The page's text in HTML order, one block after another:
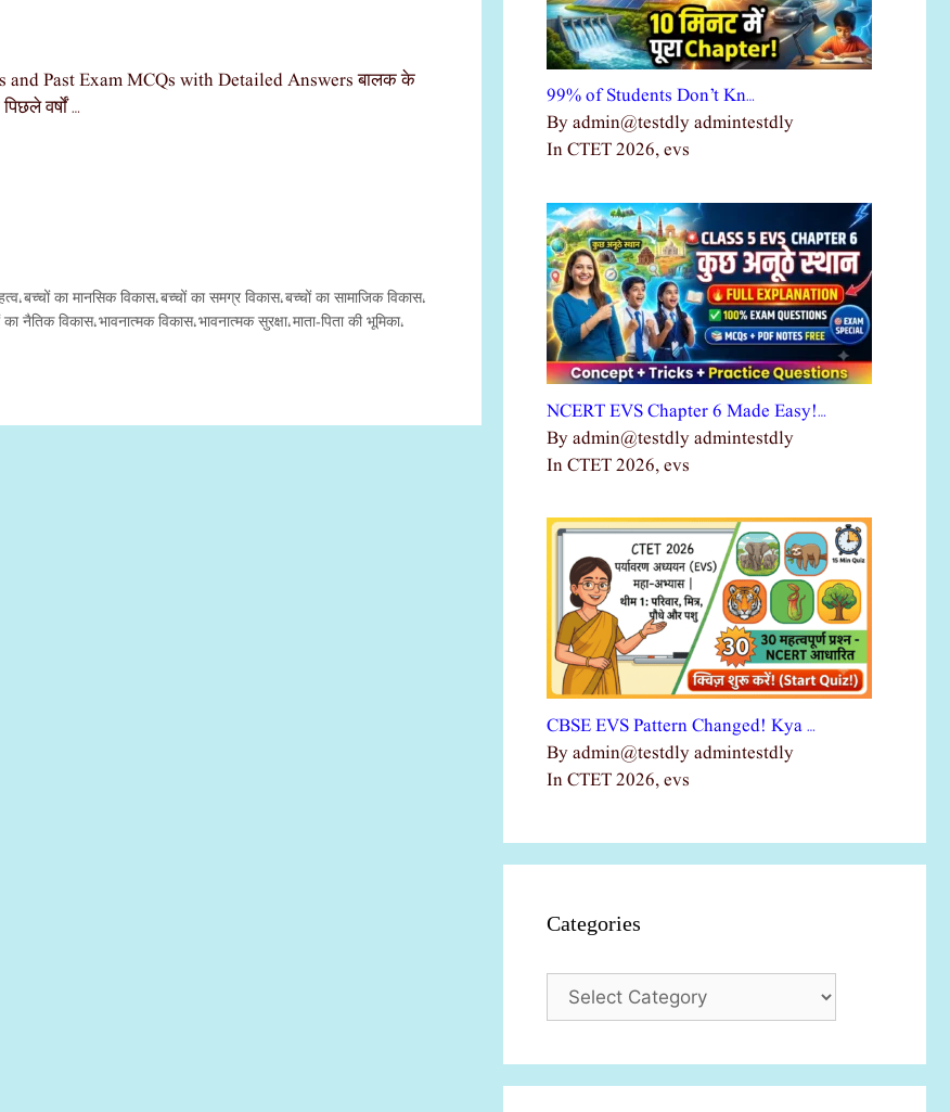
Past Exam MCQs with Detailed Answers बालक के
वर्षों …
, बच्चों का मानसिक विकास, बच्चों का समग्र विकास, बच्चों का सामाजिक विकास,
का नैतिक विकास, भावनात्मक विकास, भावनात्मक सुरक्षा, माता-पिता की भूमिका,
99% of Students Don’t Kn…
By admin@testdly admintestdly
In CTET 2026, evs
NCERT EVS Chapter 6 Made Easy!…
By admin@testdly admintestdly
In CTET 2026, evs
CBSE EVS Pattern Changed! Kya …
By admin@testdly admintestdly
In CTET 2026, evs
Categories
Categories